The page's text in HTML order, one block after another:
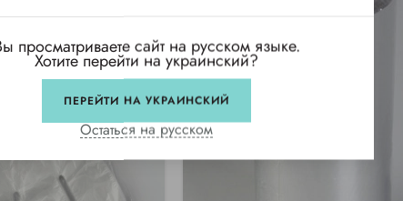
просматриваете сайт на русском языке.
Хотите перейти на украинский?
ПЕРЕЙТИ НА УКРАИНСКИЙ
Остаться на русском